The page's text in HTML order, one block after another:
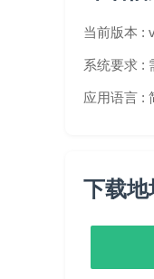
10000以上
单日累计
1100-3099
3100-5099
5100-9999
当前版本 :
系统要求 :
应用语言 :
下载地